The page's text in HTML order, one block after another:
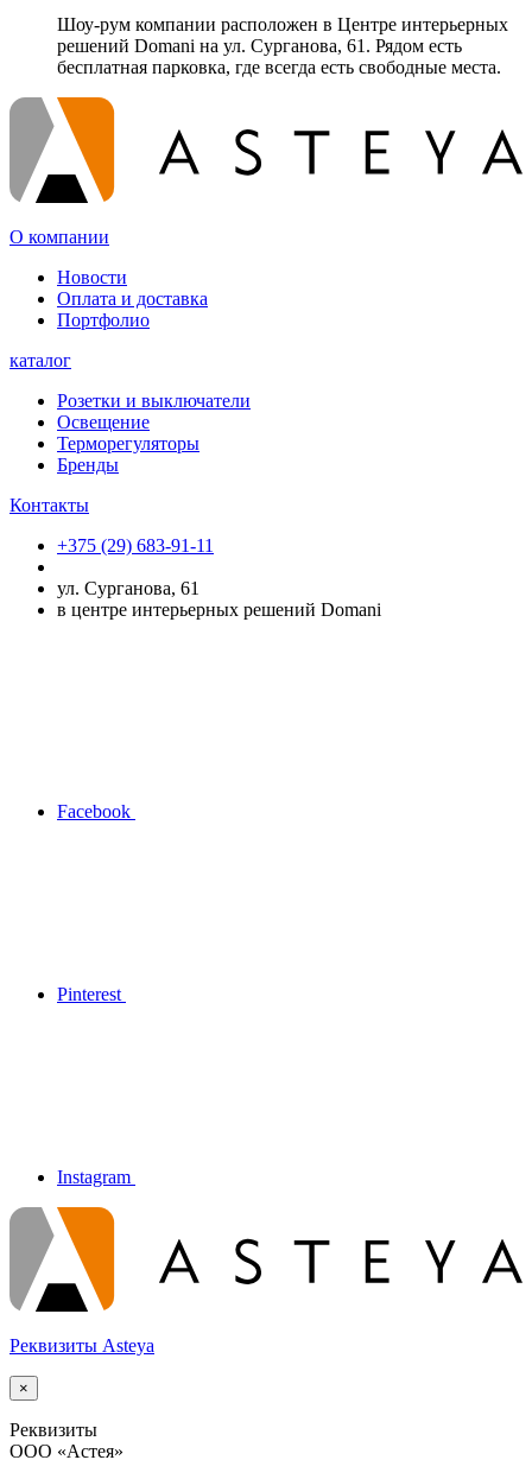
Шоу-рум компании расположен в Центре интерьерных
решений Domani на ул. Сурганова, 61. Рядом есть
бесплатная парковка, где всегда есть свободные места.
О компании
Новости
Оплата и доставка
Портфолио
каталог
Розетки и выключатели
Освещение
Терморегуляторы
Бренды
Контакты
+375 (29) 683-91-11
ул. Сурганова, 61
в центре интерьерных решений Domani
Facebook
Pinterest
Instagram
Реквизиты Asteya
×
Реквизиты
ООО «Астея»